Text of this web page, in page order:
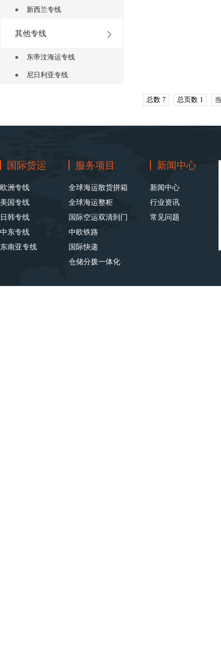
新西兰专线
其他专线
东帝汶海运专线
尼日利亚专线
总数 7 总页数 1
国际货运
欧洲专线
美国专线
日韩专线
中东专线
东南亚专线
服务项目
全球海运散货拼箱
全球海运整柜
国际空运双清到门
中欧铁路
国际快递
仓储分拨一体化
新闻中心
新闻中心
行业资讯
常见问题